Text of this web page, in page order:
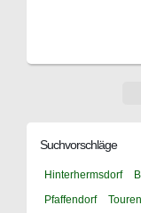
Suchvorschläge
Hinterhermsdorf
Pfaffendorf
Touren